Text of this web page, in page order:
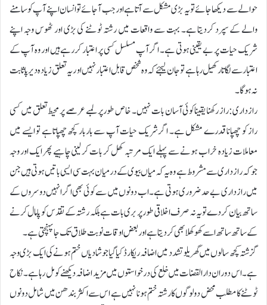
حوالے سے دیکھا جائے تو یہ بڑی مشکل سے آتا ہے اور جب آجائے تو انسان اپنے آپ کوسامنے
والے کے سپرد کردیتا ہے۔ بہت سے واقعات میں رشتہ ٹوٹنے کی بڑی اور ٹھوس وجہ اپنے
شریک حیات پر بے یقینی ہوتی ہے۔ اگر آپ مسلسل کسی پر اعتبار کررہے ہیں اور وہ آپ کے
اعتبار سے لگاتار کھیل رہا ہے تو جان لیجئے کہ وہ شخص قابل اعتبار نہیں اور یہ تعلق زیادہ دیرپا ثابت
نہ ہوگا۔
رازداری:راز رکھنا یقیناکوئی آسان بات نہیں۔ خاص طور پر لمبے عرصے پر محیط تعلق میں کسی
راز کو چھپانا قدرے مشکل ہے۔ اگر شریک حیات آپ سے باربار کچھ چھپاتاہے تو ایسے میں
معاملات زیادہ خراب ہونے سے پہلے ایک مرتبہ کھل کر بات کرلینی چاہیے پھر ایک اور وجہ
جوکہ رازداری سے مشروط ہے وہ یہ کہ میاں بیوی کے درمیان بہت سی ایسی باتیں ہوتی ہیں جن
میں رازداری بے حد ضروری ہوتی ہے۔ اب دونوں میں سے کوئی بھی اگر انہیں دوسروں کے
ساتھ بیان کردے تو یہ نہ صرف اخلاقی طور پر بری بات ہے بلکہ رشتہ کے تقدس کو پامال کرنے
کے ساتھ ساتھ اسے کھوکھلا بھی کردیتا ہے اور بعض اوقات نوبت طلاق تک جاپہنچتی ہے۔
گزشتہ کچھ سالوں میں گھریلو تشدد میں اضافہ ریکارڈ کیا گیا جو شادیاں ختم ہونے کی ایک بڑی وجہ
ہے۔ اس دوران دارالقضات میں خلع کی درخواستوں میں مزید اضافہ دیکھنے کو مل رہاہے۔ نکاح
ٹوٹنے کا مطلب محض دو لوگوں کارشتہ ختم ہونا نہیں ہے اس سے اکثر بندھن میں شامل دونوں